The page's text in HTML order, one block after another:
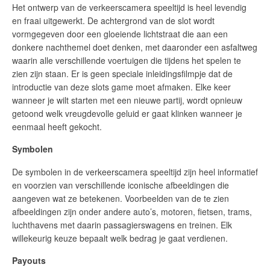
Het ontwerp van de verkeerscamera speeltijd is heel levendig
en fraai uitgewerkt. De achtergrond van de slot wordt
vormgegeven door een gloeiende lichtstraat die aan een
donkere nachthemel doet denken, met daaronder een asfaltweg
waarin alle verschillende voertuigen die tijdens het spelen te
zien zijn staan. Er is geen speciale inleidingsfilmpje dat de
introductie van deze slots game moet afmaken. Elke keer
wanneer je wilt starten met een nieuwe partij, wordt opnieuw
getoond welk vreugdevolle geluid er gaat klinken wanneer je
eenmaal heeft gekocht.
Symbolen
De symbolen in de verkeerscamera speeltijd zijn heel informatief
en voorzien van verschillende iconische afbeeldingen die
aangeven wat ze betekenen. Voorbeelden van de te zien
afbeeldingen zijn onder andere auto’s, motoren, fietsen, trams,
luchthavens met daarin passagierswagens en treinen. Elk
willekeurig keuze bepaalt welk bedrag je gaat verdienen.
Payouts